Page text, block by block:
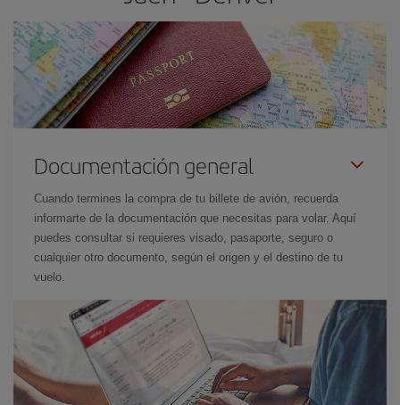
Documentación general
Cuando termines la compra de tu billete de avión, recuerda
informarte de la documentación que necesitas para volar. Aquí
puedes consultar si requieres visado, pasaporte, seguro o
cualquier otro documento, según el origen y el destino de tu
vuelo.